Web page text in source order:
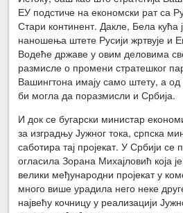
ЕУ подстиче на економски рат са
Стари континент. Дакле, Бела кућа
наношења штете Русији жртвује и
Водеће државе у овим деловима
размисле о промени стратешког
Вашингтона имају само штету, а
би могла да поразмисли и Србија.
И док се бугарски министар
за изградњу Јужног тока, српска
саботира тај пројекат. У Србији се
огласила Зорана Михајловић која
велики међународни пројекат у
много више урадила него неке
највећу кочницу у реализацији